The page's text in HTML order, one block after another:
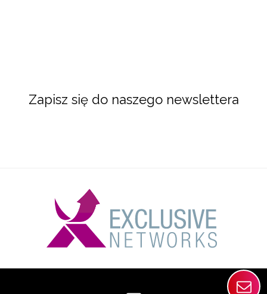
Zapisz się do naszego newslettera